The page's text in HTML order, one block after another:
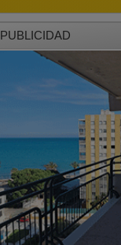
PUBLICIDAD